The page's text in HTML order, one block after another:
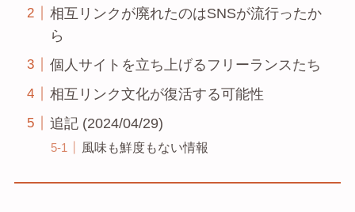
相互リンクが廃れたのはSNSが流行ったか
ら
個人サイトを立ち上げるフリーランスたち
相互リンク文化が復活する可能性
追記 (2024/04/29)
風味も鮮度もない情報